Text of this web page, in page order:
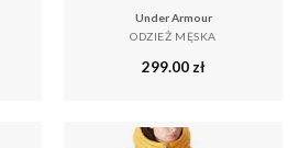
Under Armour
ODZIEŻ MĘSKA
299.00 zł